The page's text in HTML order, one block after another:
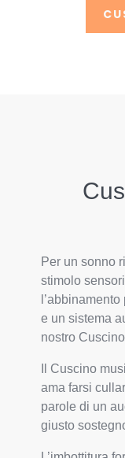
Per un sonno
stimolo
e un sistema
nostro
Il Cuscino
ama farsi
parole di un
giusto